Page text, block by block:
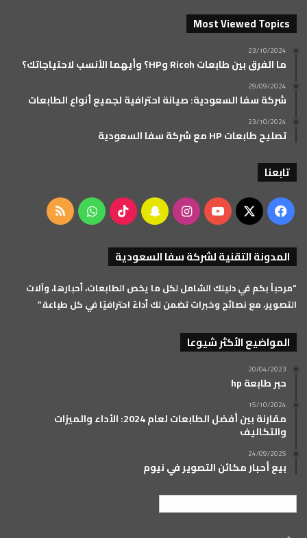
Most Viewed Topics
23/10/2024
ما الفرق بين طابعات Ricoh وHP؟ وأيهما الأنسب لاحتياجاتك؟
29/09/2024
شركة سفا السعودية: صيانة احترافية لجميع أنواع الطابعات
23/10/2024
تصليح طابعات HP مع شركة سفا السعودية
تابعنا
فيسبوك
‫X
‫YouTubeانستقرامسناب ‫TikTok واتسابملخص
المدونة التقنية لشركة سفا السعودية
“مرحباً بكم في دليلك الشامل لكل ما يخص الطابعات، أحبارها، وآلات
التصوير، مع نصائح وخبرات تضمن لك أداءً احترافيًا في كل طباعة.”
المواضيع الأكثر شيوعا
20/04/2023
حبر طابعة hp
15/10/2024
مقارنة بين أفضل الطابعات لعام 2024: الأداء والميزات
والتكاليف
24/09/2025
بيع أحبار مكائن التصوير في نيوم